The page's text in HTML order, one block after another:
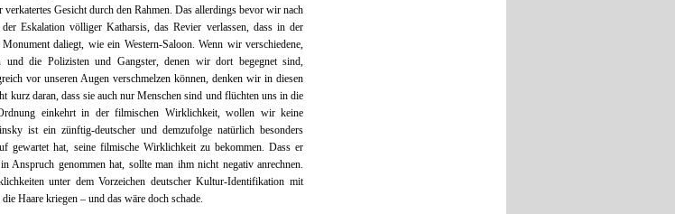
Gesicht durch den Rahmen. Das allerdings bevor wir nach
Eskalation völliger Katharsis, das Revier verlassen, dass in der
daliegt, wie ein Western-Saloon. Wenn wir verschiedene,
und die Polizisten und Gangster, denen wir dort begegnet sind,
vor unseren Augen verschmelzen können, denken wir in diesen
kurz daran, dass sie auch nur Menschen sind und flüchten uns in die
einkehrt in der filmischen Wirklichkeit, wollen wir keine
ist ein zünftig-deutscher und demzufolge natürlich besonders
gewartet hat, seine filmische Wirklichkeit zu bekommen. Dass er
Anspruch genommen hat, sollte man ihm nicht negativ anrechnen.
unter dem Vorzeichen deutscher Kultur-Identifikation mit
Haare kriegen – und das wäre doch schade.